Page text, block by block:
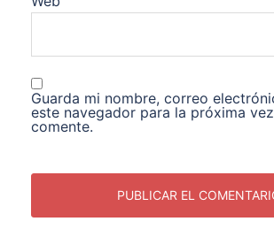
Guarda mi nombre, correo
este navegador para la próxima
comente.